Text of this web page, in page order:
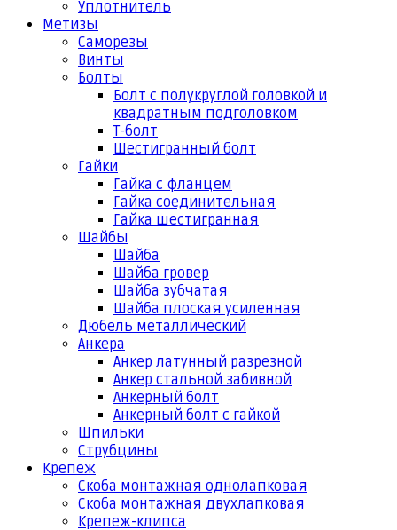
Уплотнитель
Метизы
Саморезы
Винты
Болты
Болт с полукруглой головкой и
квадратным подголовком
Т-болт
Шестигранный болт
Гайки
Гайка с фланцем
Гайка соединительная
Гайка шестигранная
Шайбы
Шайба
Шайба гровер
Шайба зубчатая
Шайба плоская усиленная
Дюбель металлический
Анкера
Анкер латунный разрезной
Анкер стальной забивной
Анкерный болт
Анкерный болт с гайкой
Шпильки
Струбцины
Крепеж
Скоба монтажная однолапковая
Скоба монтажная двухлапковая
Крепеж-клипса